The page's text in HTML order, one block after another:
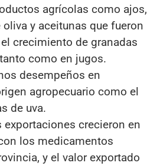
agrícolas como ajos,
y aceitunas que fueron
crecimiento de granadas
como en jugos.
desempeños en
agropecuario como el
de uva.
exportaciones crecieron en
los medicamentos
y el valor exportado